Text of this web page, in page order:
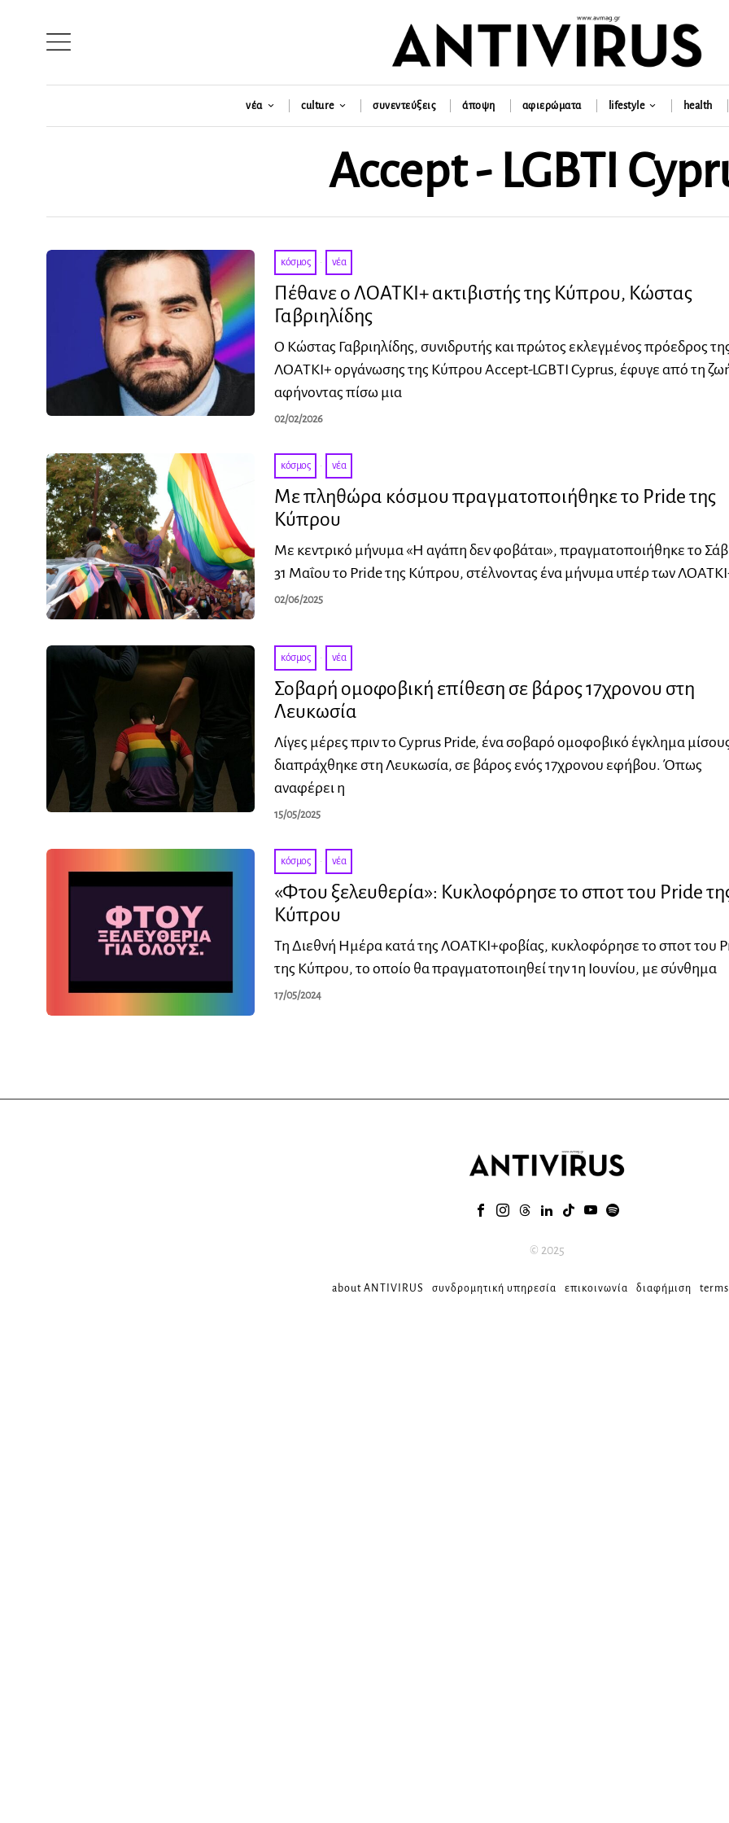
νέα culture συνεντεύξεις άποψη αφιερώματα lifestyle health
Accept - LGBTI
κόσμος · νέα
Πέθανε ο ΛΟΑΤΚΙ+ ακτιβιστής της Κύπρου, Κώστας
Γαβριηλίδης
Ο Κώστας Γαβριηλίδης, συνιδρυτής και πρώτος εκλεγμένος πρόεδρος
ΛΟΑΤΚΙ+ οργάνωσης της Κύπρου Accept-LGBTI Cyprus, έφυγε από τη
αφήνοντας πίσω μια
02/02/2026
κόσμος · νέα
Με πληθώρα κόσμου πραγματοποιήθηκε το Pride της
Κύπρου
Με κεντρικό μήνυμα «Η αγάπη δεν φοβάται», πραγματοποιήθηκε το
31 Μαΐου το Pride της Κύπρου, στέλνοντας ένα μήνυμα υπέρ των
02/06/2025
κόσμος · νέα
Σοβαρή ομοφοβική επίθεση σε βάρος 17χρονου στη
Λευκωσία
Λίγες μέρες πριν το Cyprus Pride, ένα σοβαρό ομοφοβικό έγκλημα
διαπράχθηκε στη Λευκωσία, σε βάρος ενός 17χρονου εφήβου. Όπως
αναφέρει η
15/05/2025
κόσμος · νέα
«Φτου ξελευθερία»: Κυκλοφόρησε το σποτ του Pride
Κύπρου
Τη Διεθνή Ημέρα κατά της ΛΟΑΤΚΙ+φοβίας, κυκλοφόρησε το σποτ του
της Κύπρου, το οποίο θα πραγματοποιηθεί την 1η Ιουνίου, με σύνθημα
17/05/2024
© 2025
about ANTIVIRUS συνδρομητική υπηρεσία επικοινωνία διαφήμιση